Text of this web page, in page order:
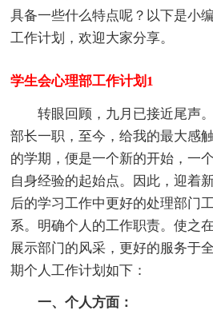
具备一些什么特点呢？以下是小
工作计划，欢迎大家分享。
学生会心理部工作计划1
转眼回顾，九月已接近尾声
部长一职，至今，给我的最大感
的学期，便是一个新的开始，一
自身经验的起始点。因此，迎着
后的学习工作中更好的处理部门
系。明确个人的工作职责。使之
展示部门的风采，更好的服务于
期个人工作计划如下：
一、个人方面：